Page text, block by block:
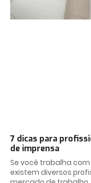
7 dicas para
de imprensa
Se você trabalha
existem diversos